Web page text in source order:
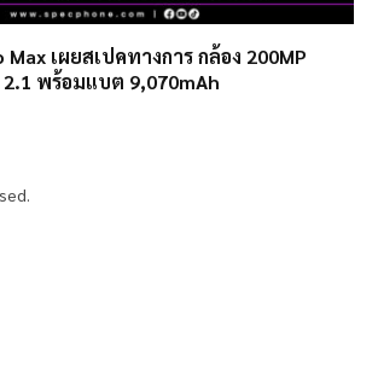
Max เผยสเปคทางการ กล้อง 200MP
2.1 พร้อมแบต 9,070mAh